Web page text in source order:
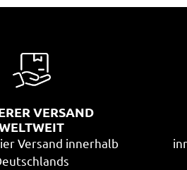
VERSAND
Versand innerhalb